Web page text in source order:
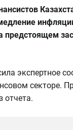
предстоящем
экспертное
секторе.
отчета.